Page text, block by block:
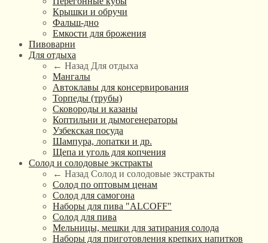
Крышки и обручи
Фальш-дно
Емкости для брожения
Пивоварни
Для отдыха
← Назад Для отдыха
Мангалы
Автоклавы для консервирования
Торпеды (трубы)
Сковороды и казаны
Коптильни и дымогенераторы
Узбекская посуда
Шампура, лопатки и др.
Щепа и уголь для копчения
Солод и солодовые экстракты
← Назад Солод и солодовые экстракты
Солод по оптовым ценам
Солод для самогона
Наборы для пива "ALCOFF"
Солод для пива
Мельницы, мешки для затирания солода
Наборы для приготовления крепких напитков